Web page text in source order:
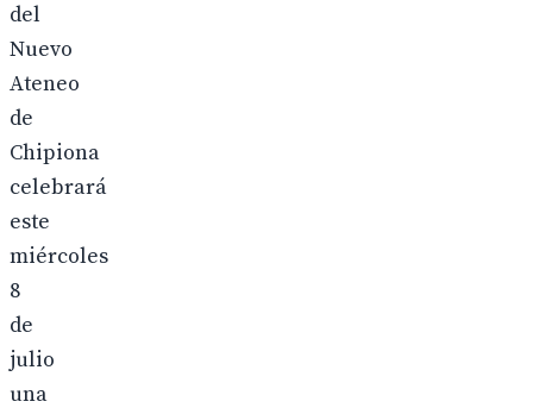
del
Nuevo
Ateneo
de
Chipiona
celebrará
este
miércoles
8
de
julio
una